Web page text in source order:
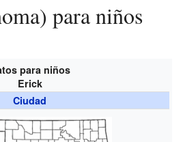
para niños
para niños
Erick
Ciudad